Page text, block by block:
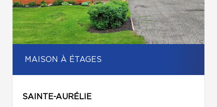
MAISON À ÉTAGES
SAINTE-AURÉLIE